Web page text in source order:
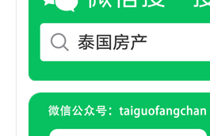
清迈 (40)
清迈市 (2)
甲米 (1)
芭堤雅，乔木提恩 泰国
芭堤雅，北芭堤雅 (1)
芭堤雅，芭堤雅北部 (1)